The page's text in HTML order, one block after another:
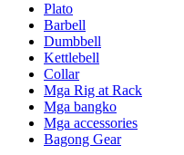
Plato
Barbell
Dumbbell
Kettlebell
Collar
Mga Rig at Rack
Mga bangko
Mga accessories
Bagong Gear